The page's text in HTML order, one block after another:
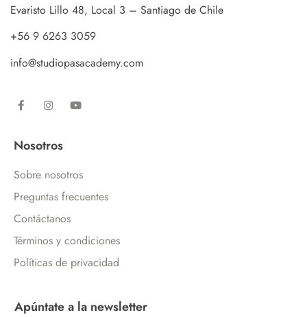
Evaristo Lillo 48, Local 3 – Santiago de Chile
+56 9 6263 3059
info@studiopasacademy.com
Nosotros
Sobre nosotros
Preguntas frecuentes
Contáctanos
Términos y condiciones
Políticas de privacidad
Apúntate a la newsletter